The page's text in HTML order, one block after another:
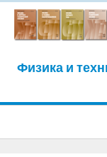
Физика и